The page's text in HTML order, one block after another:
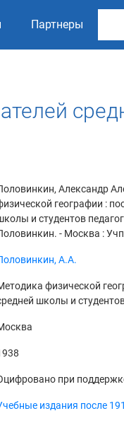
Партнеры
Александр
географии :
и студентов
- Москва :
А.А.
физической
школы и
при
издания после